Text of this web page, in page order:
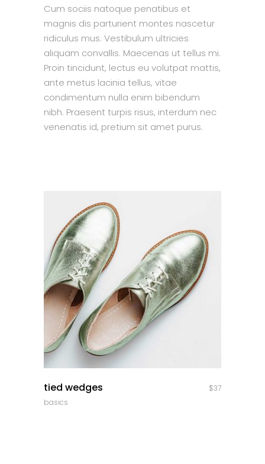
Cum sociis natoque penatibus et
magnis dis parturient montes nascetur
ridiculus mus. Vestibulum ultricies
aliquam convallis. Maecenas ut tellus mi.
Proin tincidunt, lectus eu volutpat mattis,
ante metus lacinia tellus, vitae
condimentum nulla enim bibendum
nibh. Praesent turpis risus, interdum nec
venenatis id, pretium sit amet purus.
tied wedges $37
basics